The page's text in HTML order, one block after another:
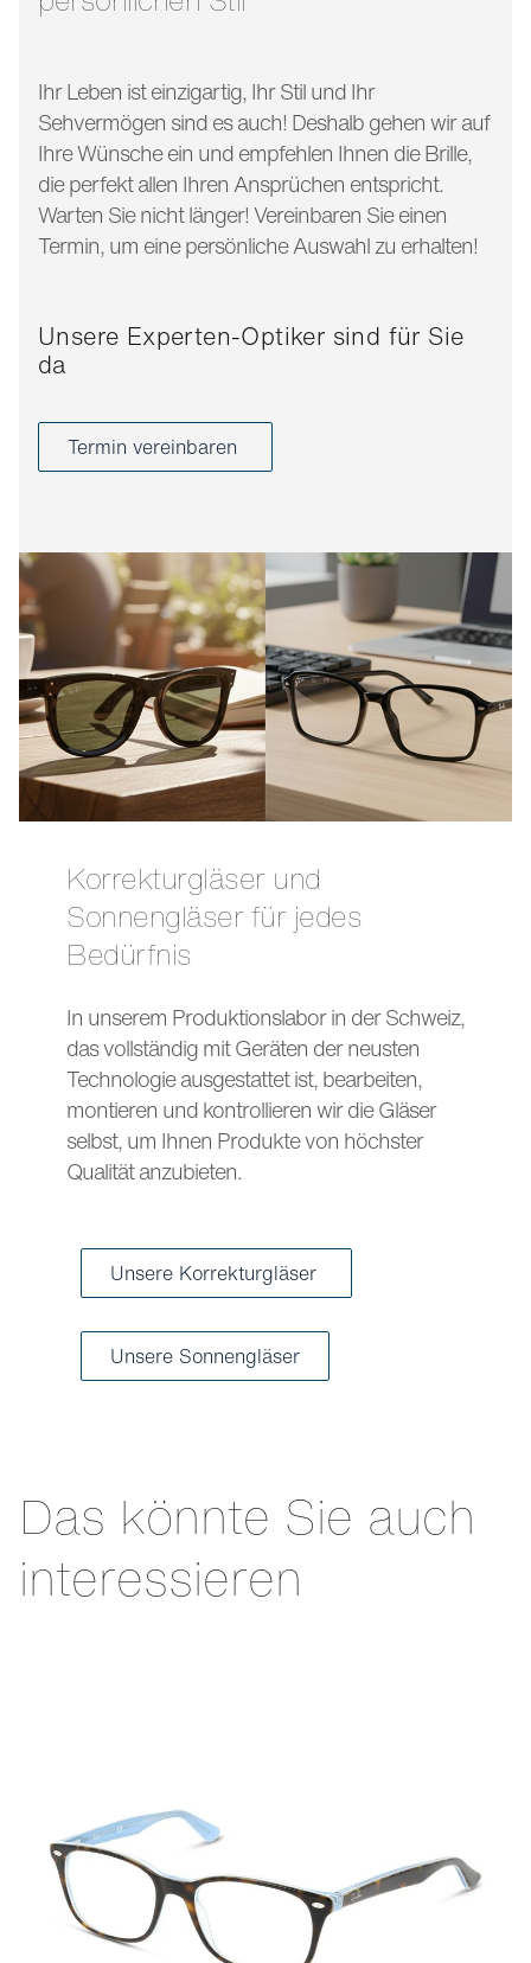
Ihr Leben ist einzigartig, Ihr Stil und Ihr
Sehvermögen sind es auch! Deshalb gehen wir auf
Ihre Wünsche ein und empfehlen Ihnen die Brille,
die perfekt allen Ihren Ansprüchen entspricht.
Warten Sie nicht länger! Vereinbaren Sie einen
Termin, um eine persönliche Auswahl zu erhalten!
Unsere Experten-Optiker sind für Sie
da
Termin vereinbaren
Korrekturgläser und
Sonnengläser für jedes
Bedürfnis
In unserem Produktionslabor in der Schweiz,
das vollständig mit Geräten der neusten
Technologie ausgestattet ist, bearbeiten,
montieren und kontrollieren wir die Gläser
selbst, um Ihnen Produkte von höchster
Qualität anzubieten.
Unsere Korrekturgläser
Unsere Sonnengläser
Das könnte Sie auch
interessieren